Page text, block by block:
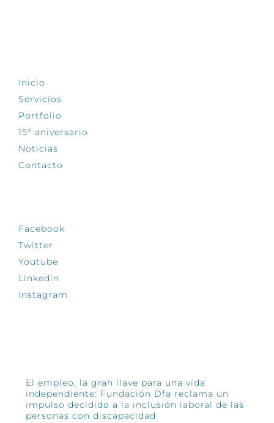
Inicio
Servicios
Portfolio
15º aniversario
Noticias
Contacto
Facebook
Twitter
Youtube
Linkedin
Instagram
El empleo, la gran llave para una vida
independiente: Fundación Dfa reclama un
impulso decidido a la inclusión laboral de las
personas con discapacidad